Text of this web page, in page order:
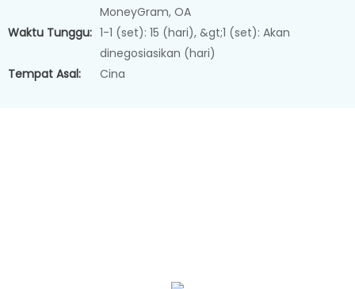
MoneyGram, OA
Waktu Tunggu: 1-1 (set): 15 (hari), &gt;1 (set): Akan
dinegosiasikan (hari)
Tempat Asal:
Cina